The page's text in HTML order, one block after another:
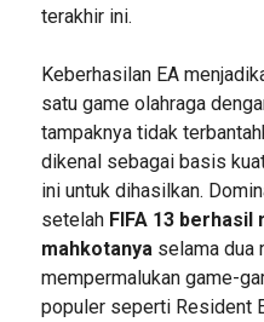
terakhir ini.
Keberhasilan EA
satu game olahraga
tampaknya tidak
dikenal sebagai basis
ini untuk dihasilkan.
setelahFIFA 13 berhasil
mahkotanyaselama dua
mempermalukan game-
populer seperti Resident